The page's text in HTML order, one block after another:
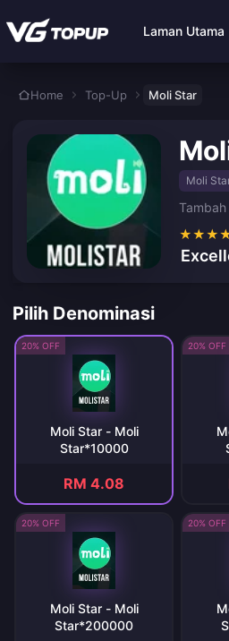
Laman Utama
Home Top-Up Moli Star
Moli
★★★
Pilih Denominasi
20% OFF
Moli Star - Moli
Star*10000
RM 4.08
20% OFF
20% OFF
Moli Star - Moli
Star*200000
20% OFF